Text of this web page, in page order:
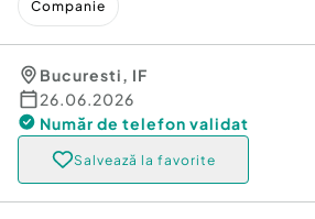
Companie
Bucuresti, IF
26.06.2026
Număr de telefon validat
Salvează la favorite